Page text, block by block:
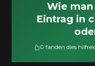
Wie man
Eintrag in
0 fanden dies